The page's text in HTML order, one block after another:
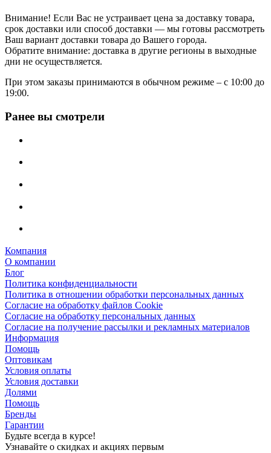
Внимание! Если Вас не устраивает цена за доставку товара,
срок доставки или способ доставки — мы готовы рассмотреть
Ваш вариант доставки товара до Вашего города.
Обратите внимание: доставка в другие регионы в выходные
дни не осуществляется.
При этом заказы принимаются в обычном режиме – с 10:00 до
19:00.
Ранее вы смотрели
Компания
О компании
Блог
Политика конфиденциальности
Политика в отношении обработки персональных данных
Согласие на обработку файлов Cookie
Согласие на обработку персональных данных
Согласие на получение рассылки и рекламных материалов
Информация
Помощь
Оптовикам
Условия оплаты
Условия доставки
Долями
Помощь
Бренды
Гарантии
Будьте всегда в курсе!
Узнавайте о скидках и акциях первым